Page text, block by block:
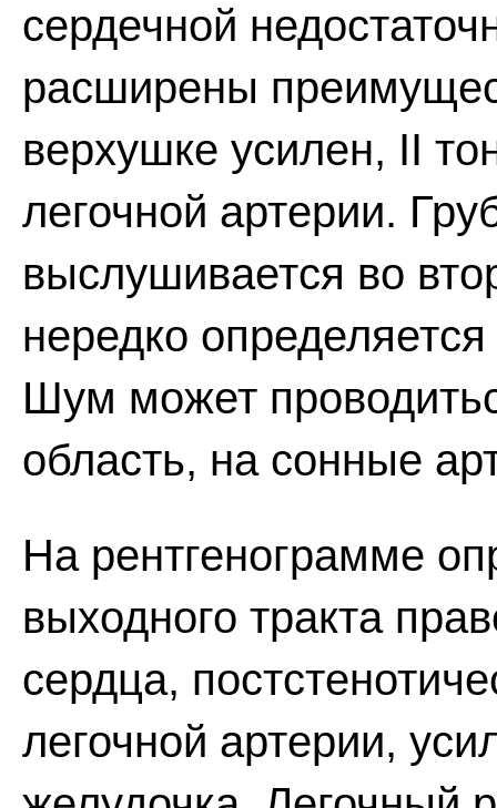
сердечной
расширены
верхушке усилен, II
легочной артерии.
выслушивается во
нередко
Шум может
область, на сонные
На рентгенограмме
выходного тракта
сердца,
легочной артерии,